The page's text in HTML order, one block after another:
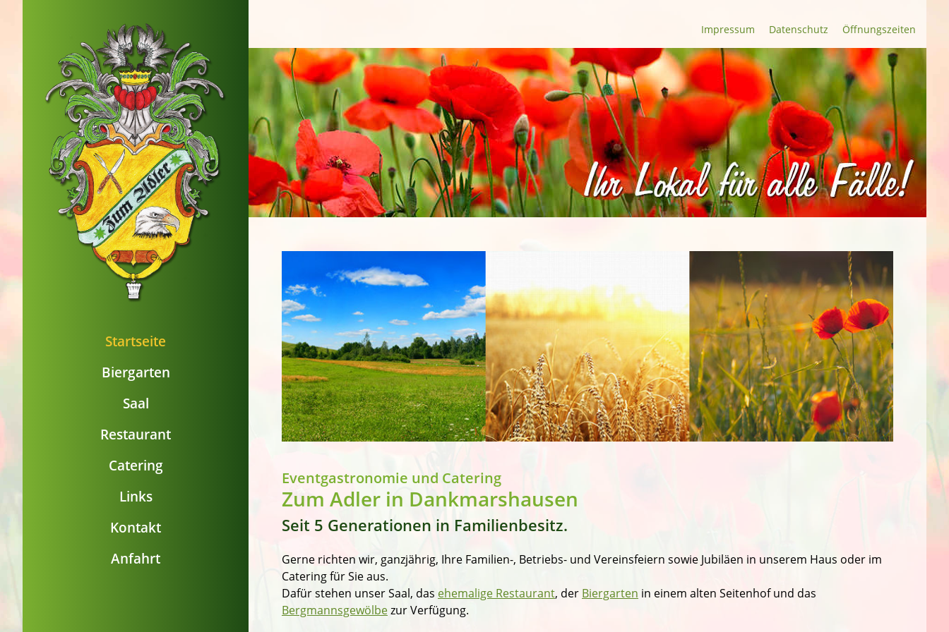
Startseite
Biergarten
Saal
Restaurant
Catering
Links
Kontakt
Anfahrt
Impressum Datenschutz Öffnungszeiten
Eventgastronomie und Catering
Zum Adler in Dankmarshausen
Seit 5 Generationen in Familienbesitz.
Gerne richten wir, ganzjährig, Ihre Familien-, Betriebs- und Vereinsfeiern sowie Jubiläen in unserem Haus oder im
Catering für Sie aus.
Dafür stehen unser Saal, das ehemalige Restaurant, der Biergarten in einem alten Seitenhof und das
Bergmannsgewölbezur Verfügung.